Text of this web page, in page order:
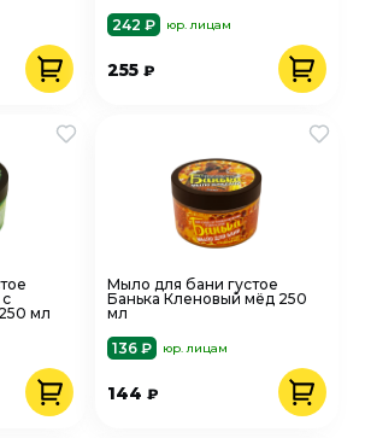
242 ₽
юр. лицам
255₽
мл
Мыло для бани густое
Банька Кленовый мёд 250
мл
136 ₽
юр. лицам
144₽